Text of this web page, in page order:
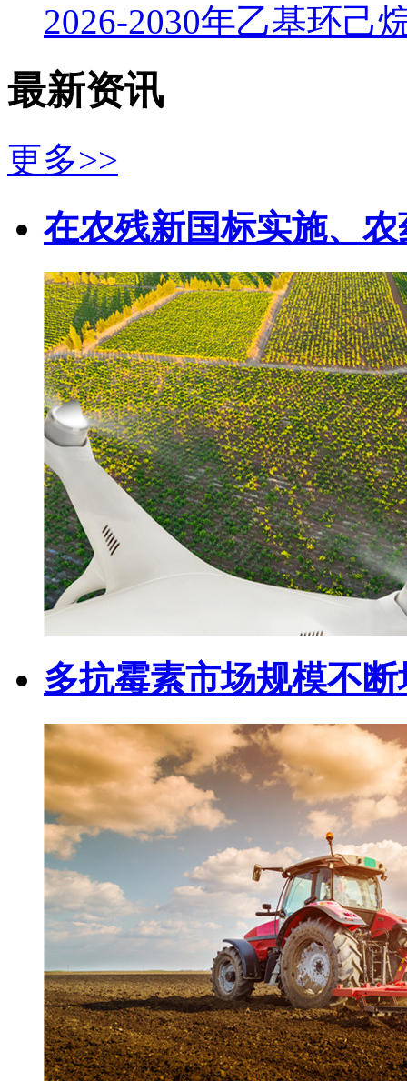
2026-2030年乙基环己
最新资讯
更多>>
在农残新国标实施、
多抗霉素市场规模不